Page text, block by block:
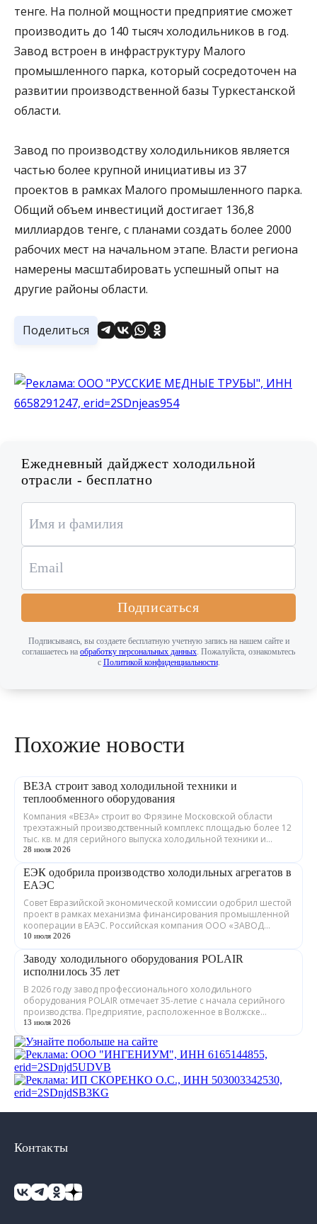
тенге. На полной мощности предприятие сможет
производить до 140 тысяч холодильников в год.
Завод встроен в инфраструктуру Малого
промышленного парка, который сосредоточен на
развитии производственной базы Туркестанской
области.
Завод по производству холодильников является
частью более крупной инициативы из 37
проектов в рамках Малого промышленного парка.
Общий объем инвестиций достигает 136,8
миллиардов тенге, с планами создать более 2000
рабочих мест на начальном этапе. Власти региона
намерены масштабировать успешный опыт на
другие районы области.
Поделиться
Ежедневный дайджест холодильной
отрасли - бесплатно
Подписаться
Подписываясь, вы создаете бесплатную учетную запись на нашем сайте и
соглашаетесь на обработку персональных данных . Пожалуйста, ознакомьтесь
с Политикой конфиденциальности.
Похожие новости
ВЕЗА строит завод холодильной техники и
теплообменного оборудования
Компания «ВЕЗА» строит во Фрязине Московской области
трехэтажный производственный комплекс площадью более 12
тыс. кв. м для серийного выпуска холодильной техники и
теплообменного оборудования. ...
28 июля 2026
ЕЭК одобрила производство холодильных агрегатов в
ЕАЭС
Совет Евразийской экономической комиссии одобрил шестой
проект в рамках механизма финансирования промышленной
кооперации в ЕАЭС. Российская компания ООО «ЗАВОД
ГРАДИЕНТ» совместно с предприятия...
10 июля 2026
Заводу холодильного оборудования POLAIR
исполнилось 35 лет
В 2026 году завод профессионального холодильного
оборудования POLAIR отмечает 35-летие с начала серийного
производства. Предприятие, расположенное в Волжске
Республики Марий Эл, выпускает обору...
13 июля 2026
Контакты